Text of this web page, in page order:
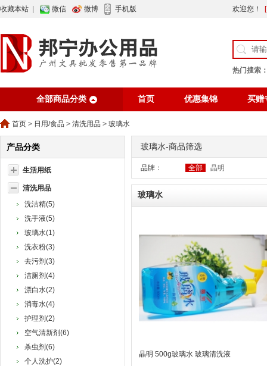
收藏本站 微信 微博 手机版 欢迎您！
热门搜索
全部商品分类 首页 优惠集锦 买赠
首页 > 日用/食品 > 清洗用品 > 玻璃水
产品分类
生活用纸
清洗用品
洗洁精(5)
洗手液(5)
玻璃水(1)
洗衣粉(3)
去污剂(3)
洁厕剂(4)
漂白水(2)
消毒水(4)
护理剂(2)
空气清新剂(6)
杀虫剂(6)
个人洗护(2)
玻璃水-商品筛选
品牌： 全部 晶明
玻璃水
晶明 500g玻璃水 玻璃清洗液